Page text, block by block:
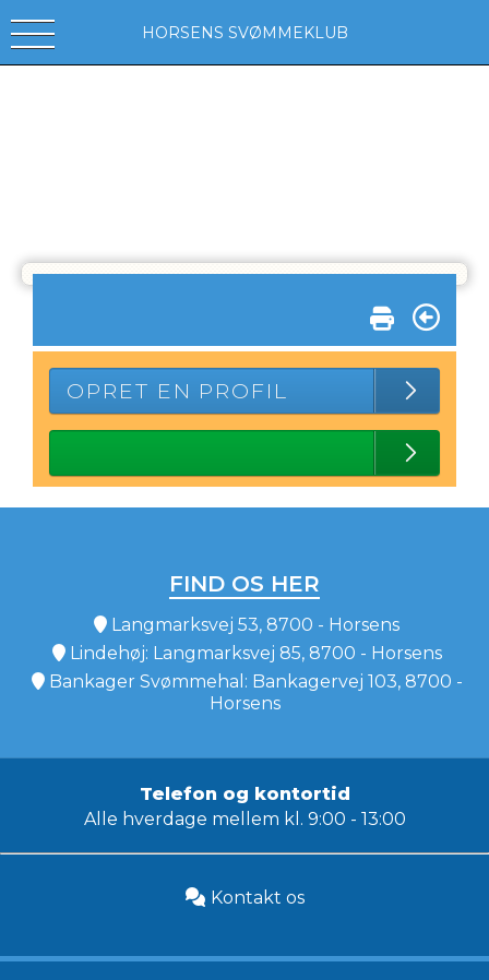
HORSENS SVØMMEKLUB
OPRET EN PROFIL
FIND OS HER
Langmarksvej 53, 8700 - Horsens
Lindehøj: Langmarksvej 85, 8700 - Horsens
Bankager Svømmehal: Bankagervej 103, 8700 -
Horsens
Telefon og kontortid
Alle hverdage mellem kl. 9:00 - 13:00
Kontakt os